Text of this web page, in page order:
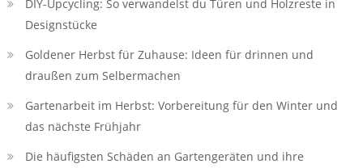
DIY-Upcycling: So verwandelst du Türen und Holzreste in
Designstücke
Goldener Herbst für Zuhause: Ideen für drinnen und
draußen zum Selbermachen
Gartenarbeit im Herbst: Vorbereitung für den Winter und
das nächste Frühjahr
Die häufigsten Schäden an Gartengeräten und ihre